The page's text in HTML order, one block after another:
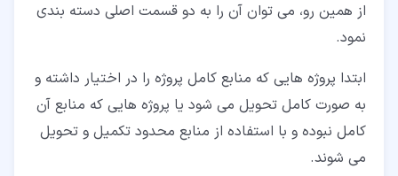
از همین رو، می توان آن را به دو قسمت اصلی دسته بندی
نمود.
ابتدا پروژه هایی که منابع کامل پروژه را در اختیار داشته و
به صورت کامل تحویل می شود یا پروژه هایی که منابع آن
کامل نبوده و با استفاده از منابع محدود تکمیل و تحویل
می شوند.